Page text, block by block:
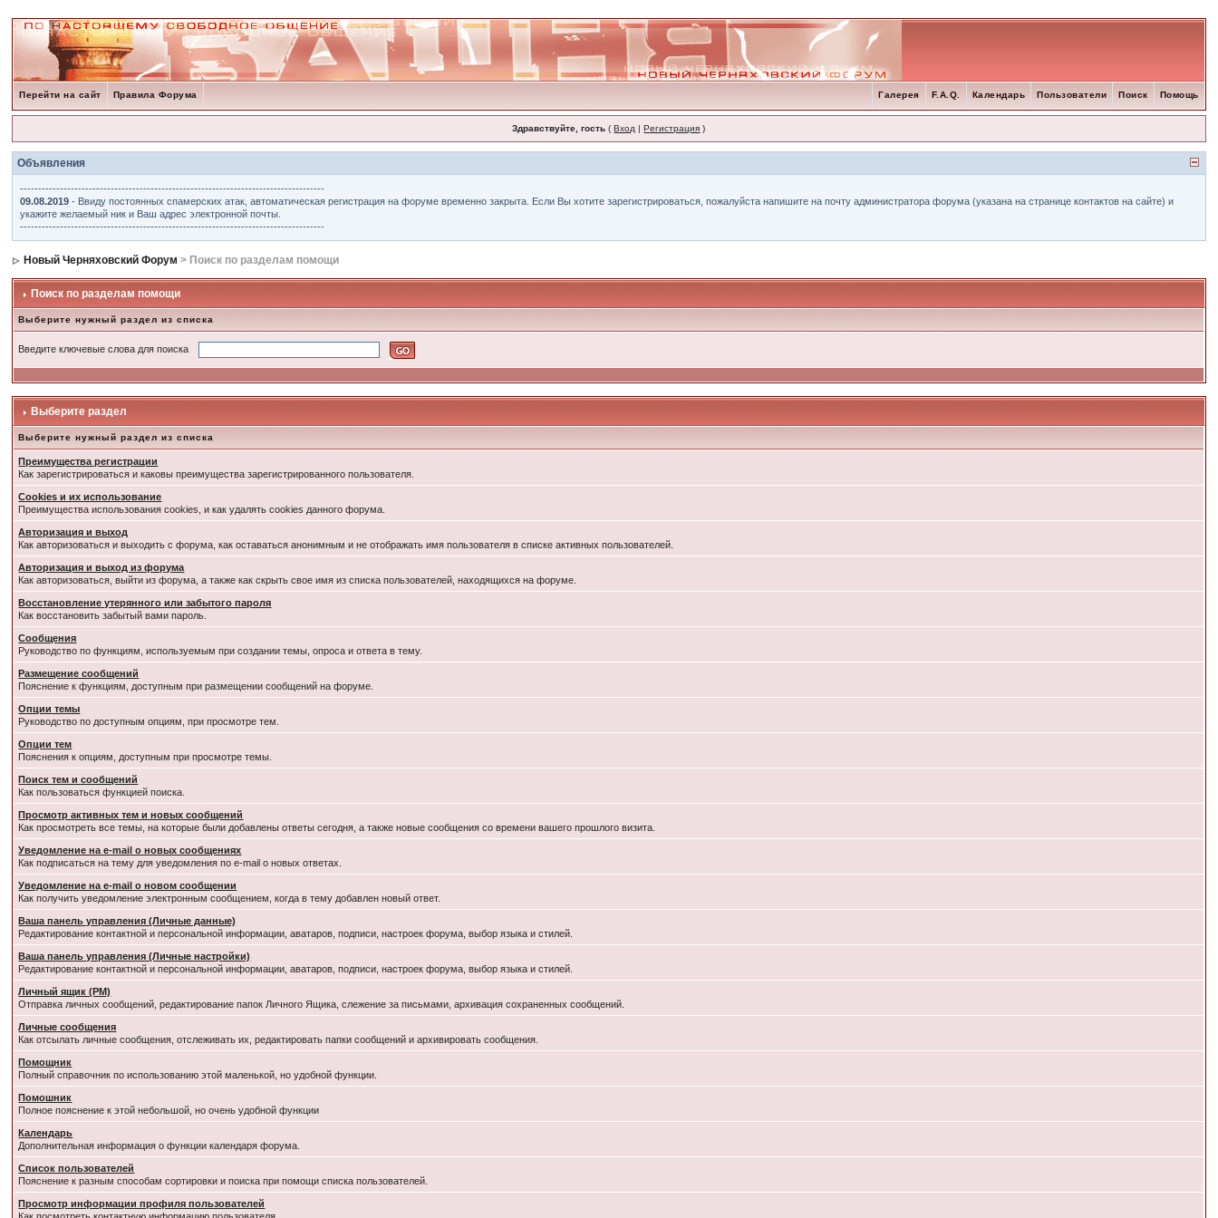
Перейти на сайт Правила Форума Помощь
Поиск
Пользователи
Календарь
F.A.Q.
Галерея
Здравствуйте, гость (Вход |Регистрация )
Объявления
------------------------------------------------------------------------------------
09.08.2019 - Ввиду постоянных спамерских атак, автоматическая регистрация на форуме временно закрыта. Если Вы хотите зарегистрироваться, пожалуйста напишите на почту администратора форума (указана на странице контактов на сайте) и
укажите желаемый ник и Ваш адрес электронной почты.
------------------------------------------------------------------------------------
Новый Черняховский Форум > Поиск по разделам помощи
Поиск по разделам помощи
Выберите нужный раздел из списка
Введите ключевые слова для поиска
Выберите раздел
Выберите нужный раздел из списка
Преимущества регистрации
Как зарегистрироваться и каковы преимущества зарегистрированного пользователя.
Cookies и их использование
Преимущества использования cookies, и как удалять cookies данного форума.
Авторизация и выход
Как авторизоваться и выходить с форума, как оставаться анонимным и не отображать имя пользователя в списке активных пользователей.
Авторизация и выход из форума
Как авторизоваться, выйти из форума, а также как скрыть свое имя из списка пользователей, находящихся на форуме.
Восстановление утерянного или забытого пароля
Как восстановить забытый вами пароль.
Сообщения
Руководство по функциям, используемым при создании темы, опроса и ответа в тему.
Размещение сообщений
Пояснение к функциям, доступным при размещении сообщений на форуме.
Опции темы
Руководство по доступным опциям, при просмотре тем.
Опции тем
Пояснения к опциям, доступным при просмотре темы.
Поиск тем и сообщений
Как пользоваться функцией поиска.
Просмотр активных тем и новых сообщений
Как просмотреть все темы, на которые были добавлены ответы сегодня, а также новые сообщения со времени вашего прошлого визита.
Уведомление на e-mail о новых сообщениях
Как подписаться на тему для уведомления по e-mail о новых ответах.
Уведомление на е-mail о новом сообщении
Как получить уведомление электронным сообщением, когда в тему добавлен новый ответ.
Ваша панель управления (Личные данные)
Редактирование контактной и персональной информации, аватаров, подписи, настроек форума, выбор языка и стилей.
Ваша панель управления (Личные настройки)
Редактирование контактной и персональной информации, аватаров, подписи, настроек форума, выбор языка и стилей.
Личный ящик (PM)
Отправка личных сообщений, редактирование папок Личного Ящика, слежение за письмами, архивация сохраненных сообщений.
Личные сообщения
Как отсылать личные сообщения, отслеживать их, редактировать папки сообщений и архивировать сообщения.
Помощник
Полный справочник по использованию этой маленькой, но удобной функции.
Помошник
Полное пояснение к этой небольшой, но очень удобной функции
Календарь
Дополнительная информация о функции календаря форума.
Список пользователей
Пояснение к разным способам сортировки и поиска при помощи списка пользователей.
Просмотр информации профиля пользователей